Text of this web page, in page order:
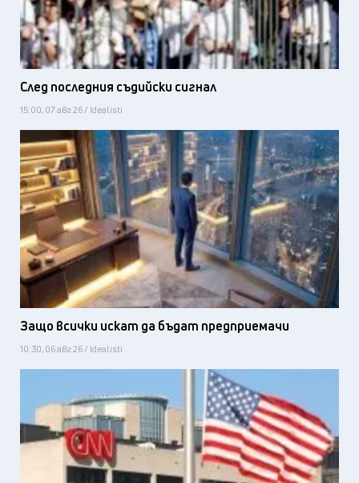
След последния съдийски сигнал
15:00, 07 авг 26 / Idealisti
Защо всички искат да бъдат предприемачи
10:30, 06 авг 26 / Idealisti